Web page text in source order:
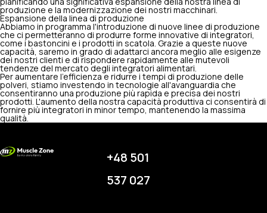
pianificando una significativa espansione della nostra linea di
produzione e la modernizzazione dei nostri macchinari.
Espansione della linea di produzione
Abbiamo in programma l'introduzione di nuove linee di produzione
che ci permetteranno di produrre forme innovative di integratori,
come i bastoncini e i prodotti in scatola. Grazie a queste nuove
capacità, saremo in grado di adattarci ancora meglio alle esigenze
dei nostri clienti e di rispondere rapidamente alle mutevoli
tendenze del mercato degli integratori alimentari.
Per aumentare l'efficienza e ridurre i tempi di produzione delle
polveri, stiamo investendo in tecnologie all'avanguardia che
consentiranno una produzione più rapida e precisa dei nostri
prodotti. L'aumento della nostra capacità produttiva ci consentirà di
fornire più integratori in minor tempo, mantenendo la massima
qualità.
+48 501
537 027